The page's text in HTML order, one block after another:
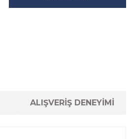
ALIŞVERİŞ DENEYİMİ